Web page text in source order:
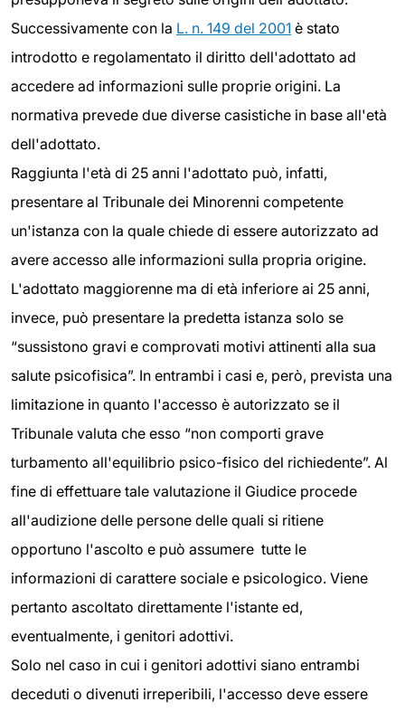
Successivamente con la L. n. 149 del 2001 è stato
introdotto e regolamentato il diritto dell'adottato ad
accedere ad informazioni sulle proprie origini. La
normativa prevede due diverse casistiche in base all'età
dell'adottato.
Raggiunta l'età di 25 anni l'adottato può, infatti,
presentare al Tribunale dei Minorenni competente
un'istanza con la quale chiede di essere autorizzato ad
avere accesso alle informazioni sulla propria origine.
L'adottato maggiorenne ma di età inferiore ai 25 anni,
invece, può presentare la predetta istanza solo se
“sussistono gravi e comprovati motivi attinenti alla sua
salute psicofisica”. In entrambi i casi e, però, prevista una
limitazione in quanto l'accesso è autorizzato se il
Tribunale valuta che esso “non comporti grave
turbamento all'equilibrio psico-fisico del richiedente”. Al
fine di effettuare tale valutazione il Giudice procede
all'audizione delle persone delle quali si ritiene
opportuno l'ascolto e può assumere tutte le
informazioni di carattere sociale e psicologico. Viene
pertanto ascoltato direttamente l'istante ed,
eventualmente, i genitori adottivi.
Solo nel caso in cui i genitori adottivi siano entrambi
deceduti o divenuti irreperibili, l'accesso deve essere